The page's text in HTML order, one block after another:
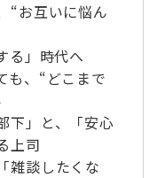
“お互いに悩ん
る」時代へ
も、“どこまで
下」と、「安心
上司
雑談したくな